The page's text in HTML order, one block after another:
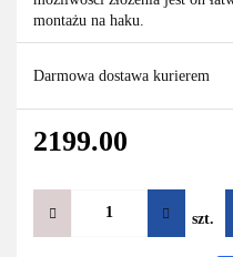
montażu na haku.
Darmowa dostawa kurierem
2199.00
szt.